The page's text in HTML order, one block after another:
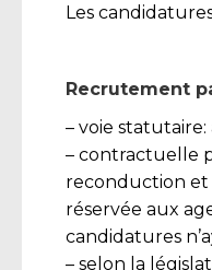
Les
Recrutement
– voie
– contractuelle
reconduction et
réservée aux
candidatures
– selon la